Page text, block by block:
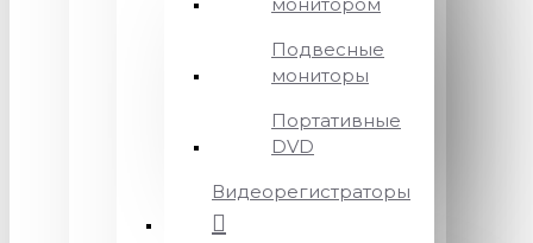
Подвесные
мониторы
Портативные
DVD
Видеорегистраторы